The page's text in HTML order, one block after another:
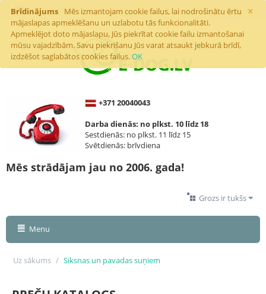
×
Brīdinājums
Mēs izmantojam cookie failus, lai nodrošinātu ērtu
mājaslapas apmeklēšanu un uzlabotu tās funkcionalitāti.
Apmeklējot doto mājaslapu, Jūs piekrītat cookie failu izmantošanai
mūsu vajadzībām. Savu piekrišanu Jūs varat atsaukt jebkurā brīdī,
izdzēšot saglabātos cookies failus.OK
+371 20040043
Darba dienās: no plkst. 10 līdz 18
Sestdienās: no plkst. 11 līdz 15
Svētdienās: brīvdiena
Mēs strādājam jau no 2006. gada!
Grozs ir tukšs
Menu
Uz sākums / Siksnas un pavadas suņiem